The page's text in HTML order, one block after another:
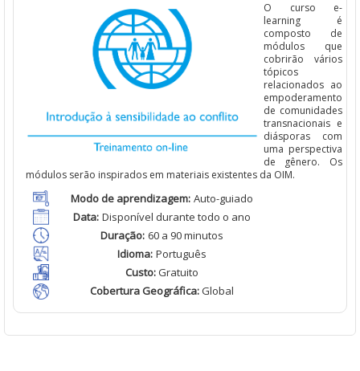
O curso e-
learning é
composto de
módulos que
cobrirão
vários
tópicos
relacionados ao
empoderamento
de comunidades
transnacionais e
diásporas com
uma perspectiva
de
gênero. Os
módulos serão inspirados em materiais existentes da OIM.
Modo de aprendizagem: Auto-guiado
Data: Disponível durante todo o ano
Duração: 60 a 90 minutos
Idioma: Português
Custo:Gratuito
Cobertura Geográfica:Global